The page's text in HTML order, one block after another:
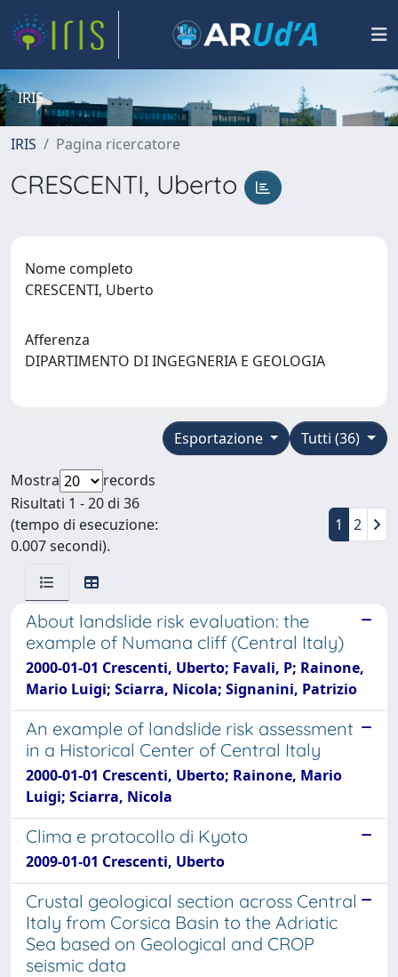
IRIS
IRIS Pagina ricercatore
CRESCENTI, Uberto
Nome completo
CRESCENTI, Uberto
Afferenza
DIPARTIMENTO DI INGEGNERIA E GEOLOGIA
Tutti (36)
Esportazione
Mostra
records
Risultati 1 - 20 di 36
(tempo di esecuzione:
0.007 secondi).
1 2
About landslide risk evaluation: the
example of Numana cliff (Central Italy)
2000-01-01 Crescenti, Uberto; Favali, P; Rainone,
Mario Luigi; Sciarra, Nicola; Signanini, Patrizio
An example of landslide risk assessment
in a Historical Center of Central Italy
2000-01-01 Crescenti, Uberto; Rainone, Mario
Luigi; Sciarra, Nicola
Clima e protocollo di Kyoto
2009-01-01 Crescenti, Uberto
Crustal geological section across Central
Italy from Corsica Basin to the Adriatic
Sea based on Geological and CROP
seismic data